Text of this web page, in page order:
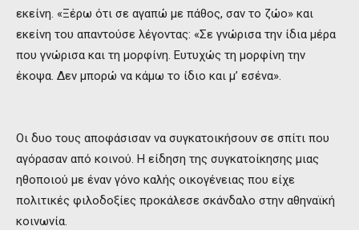
εκείνη. «Ξέρω ότι σε αγαπώ με πάθος, σαν το ζώο» και
εκείνη του απαντούσε λέγοντας: «Σε γνώρισα την ίδια μέρα
που γνώρισα και τη μορφίνη. Ευτυχώς τη μορφίνη την
έκοψα. Δεν μπορώ να κάμω το ίδιο και μ’ εσένα».
Οι δυο τους αποφάσισαν να συγκατοικήσουν σε σπίτι που
αγόρασαν από κοινού. Η είδηση της συγκατοίκησης μιας
ηθοποιού με έναν γόνο καλής οικογένειας που είχε
πολιτικές φιλοδοξίες προκάλεσε σκάνδαλο στην αθηναϊκή
κοινωνία.